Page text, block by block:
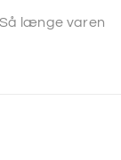
længe varen